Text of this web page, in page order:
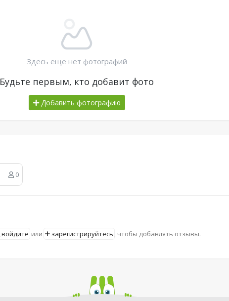
Здесь еще нет фотографий
Будьте первым, кто добавит фото
Добавить фотографию
0
войдите или зарегистрируйтесь , чтобы добавлять отзывы.